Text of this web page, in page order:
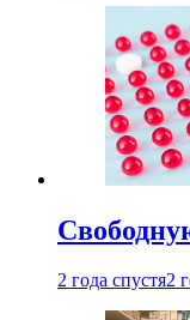
2 года спустя2